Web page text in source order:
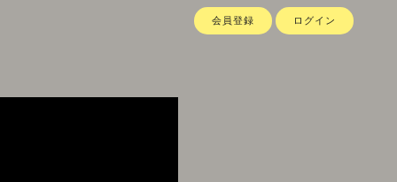
会員登録 ログイン